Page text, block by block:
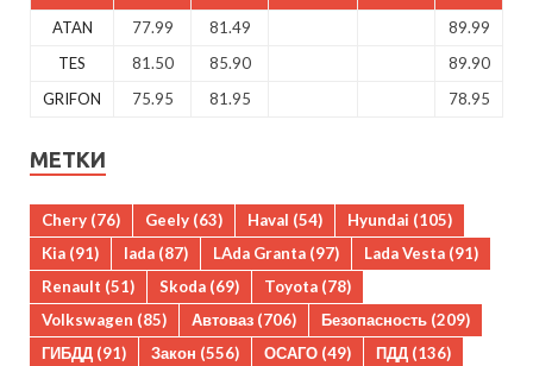
ATAN 77.99 81.49
89.99
TES
81.50 85.90
89.90
GRIFON
75.95 81.95 78.95
МЕТКИ
Chery (76) Geely (63) Haval (54) Hyundai (105)
Kia (91) lada (87) LAda Granta (97) Lada Vesta (91)
Renault (51) Skoda (69) Toyota (78)
Volkswagen (85) Автоваз (706) Безопасность (209)
ГИБДД (91) Закон (556) ОСАГО (49) ПДД (136)